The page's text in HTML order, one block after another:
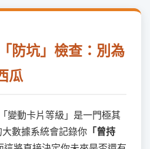
防坑」檢查：別為
瓜
變動卡片等級」是一門極其
數據系統會記錄你 「曾持